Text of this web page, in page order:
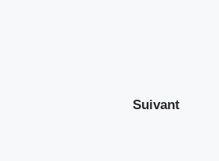
Suivant